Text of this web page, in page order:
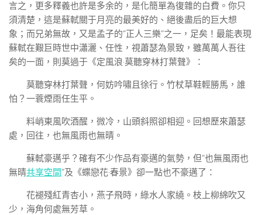
言之，更多釋義也許是多余的，是化簡單為復雜的白費。你只
須清楚，這是蘇軾關于月亮的最美好的、絕後盡后的巨大想
象；而兄弟無故，又是孟子的“正人三樂”之一，足矣！最能表現
蘇軾在艱巨時世中瀟灑、任性，視蕭瑟為景致，雖萬萬人吾往
矣的一面，則莫過于《定風浪·莫聽穿林打葉聲》：
莫聽穿林打葉聲，何妨吟嘯且徐行。竹杖草鞋輕勝馬，誰
怕？一蓑煙雨任生平。
料峭東風吹酒醒，微冷，山頭斜照卻相迎。回想歷來蕭瑟
處，回往，也無風雨也無晴。
蘇軾豪邁乎？確有不少作品有豪邁的氣勢，但“也無風雨也
無晴共享空間”及《蝶戀花·春景》卻一點也不豪邁了：
花褪殘紅青杏小，燕子飛時，綠水人家繞。枝上柳綿吹又
少，海角何處無芳草。